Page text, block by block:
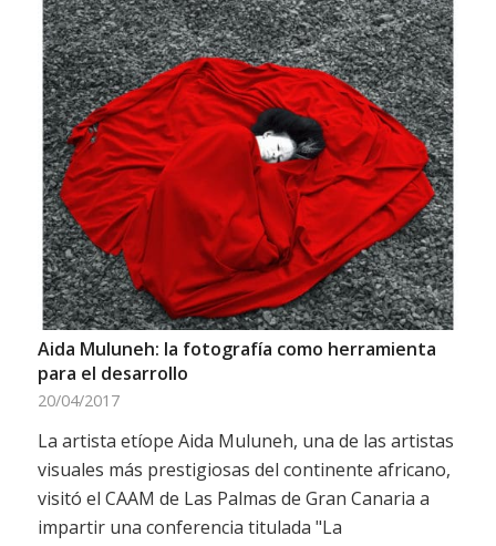
Aida Muluneh: la fotografía como herramienta
para el desarrollo
20/04/2017
La artista etíope Aida Muluneh, una de las artistas
visuales más prestigiosas del continente africano,
visitó el CAAM de Las Palmas de Gran Canaria a
impartir una conferencia titulada "La